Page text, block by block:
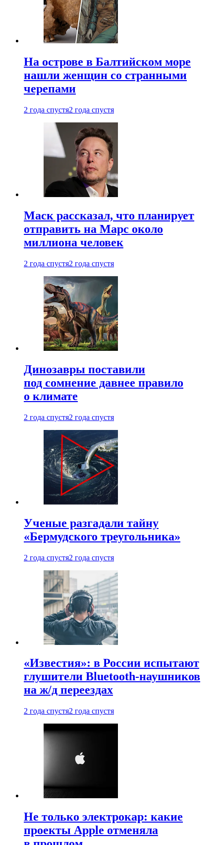
На острове в Балтийском море
нашли женщин со странными
черепами
2 года спустя2 года спустя
Маск рассказал, что планирует
отправить на Марс около
миллиона человек
2 года спустя2 года спустя
Динозавры поставили
под сомнение давнее правило
о климате
2 года спустя2 года спустя
Ученые разгадали тайну
«Бермудского треугольника»
2 года спустя2 года спустя
«Известия»: в России испытают
глушители Bluetooth-наушников
на ж/д переездах
2 года спустя2 года спустя
Не только электрокар: какие
проекты Apple отменяла